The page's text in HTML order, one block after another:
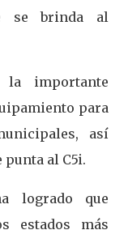
se brinda al
importante
para
así
al C5i.
logrado que
estados más